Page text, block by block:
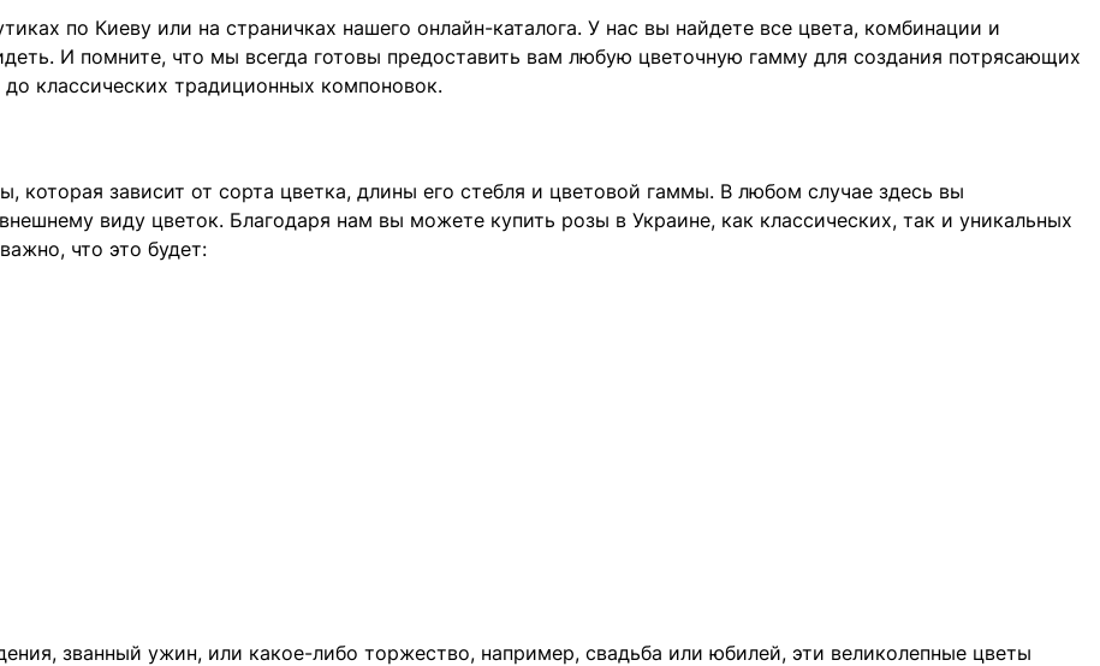
по Киеву или на страничках нашего онлайн-каталога. У нас вы найдете все цвета, комбинации и
И помните, что мы всегда готовы предоставить вам любую цветочную гамму для создания потрясающих
классических традиционных компоновок.
которая зависит от сорта цветка, длины его стебля и цветовой гаммы. В любом случае здесь вы
виду цветок. Благодаря нам вы можете купить розы в Украине, как классических, так и уникальных
что это будет:
званный ужин, или какое-либо торжество, например, свадьба или юбилей, эти великолепные цветы